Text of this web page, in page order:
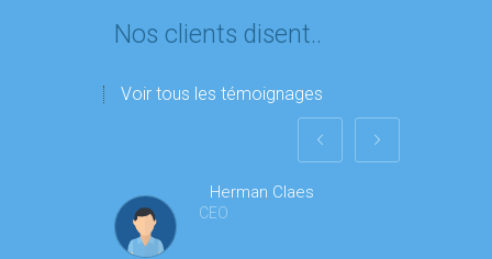
Nos clients disent..
Voir tous les témoignages
Herman Claes
CEO